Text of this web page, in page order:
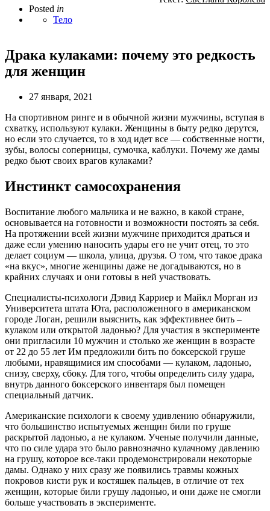
Posted in
Тело
Драка кулаками: почему это редкость
для женщин
27 января, 2021
На спортивном ринге и в обычной жизни мужчины, вступая в
схватку, используют кулаки. Женщины в быту редко дерутся,
но если это случается, то в ход идет все — собственные ногти,
зубы, волосы соперницы, сумочка, каблуки. Почему же дамы
редко бьют своих врагов кулаками?
Инстинкт самосохранения
Воспитание любого мальчика и не важно, в какой стране,
основывается на готовности и возможности постоять за себя.
На протяжении всей жизни мужчине приходится драться и
даже если умению наносить удары его не учит отец, то это
делает социум — школа, улица, друзья. О том, что такое драка
«на вкус», многие женщины даже не догадываются, но в
крайних случаях и они готовы в ней участвовать.
Специалисты-психологи Дэвид Карриер и Майкл Морган из
Университета штата Юта, расположенного в американском
городе Логан, решили выяснить, как эффективнее бить –
кулаком или открытой ладонью? Для участия в эксперименте
они пригласили 10 мужчин и столько же женщин в возрасте
от 22 до 55 лет Им предложили бить по боксерской груше
любыми, нравящимися им способами — кулаком, ладонью,
снизу, сверху, сбоку. Для того, чтобы определить силу удара,
внутрь данного боксерского инвентаря был помещен
специальный датчик.
Американские психологи к своему удивлению обнаружили,
что большинство испытуемых женщин били по груше
раскрытой ладонью, а не кулаком. Ученые получили данные,
что по силе удара это было равнозначно кулачному давлению
на грушу, которое все-таки продемонстрировали некоторые
дамы. Однако у них сразу же появились травмы кожных
покровов кисти рук и костяшек пальцев, в отличие от тех
женщин, которые били грушу ладонью, и они даже не смогли
больше участвовать в эксперименте.